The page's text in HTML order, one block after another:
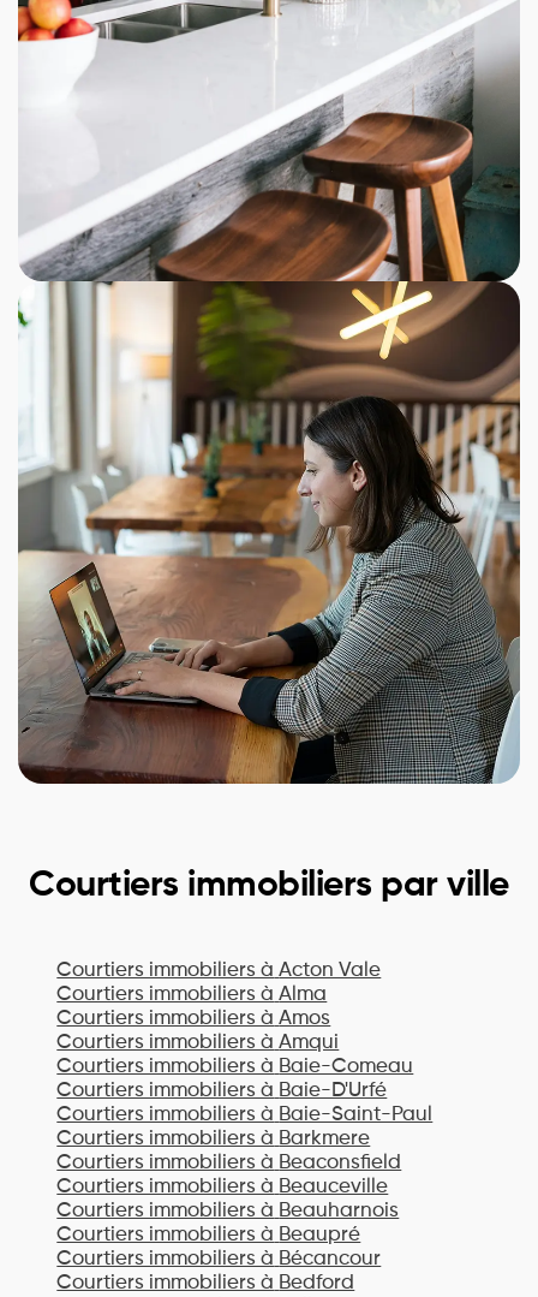
Courtiers immobiliers par ville
Courtiers immobiliers à Acton Vale
Courtiers immobiliers à Alma
Courtiers immobiliers à Amos
Courtiers immobiliers à Amqui
Courtiers immobiliers à Baie-Comeau
Courtiers immobiliers à Baie-D'Urfé
Courtiers immobiliers à Baie-Saint-Paul
Courtiers immobiliers à Barkmere
Courtiers immobiliers à Beaconsfield
Courtiers immobiliers à Beauceville
Courtiers immobiliers à Beauharnois
Courtiers immobiliers à Beaupré
Courtiers immobiliers à Bécancour
Courtiers immobiliers à Bedford